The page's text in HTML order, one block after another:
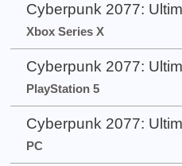
Cyberpunk 2077:
Xbox Series X
Cyberpunk 2077:
PlayStation 5
Cyberpunk 2077:
PC